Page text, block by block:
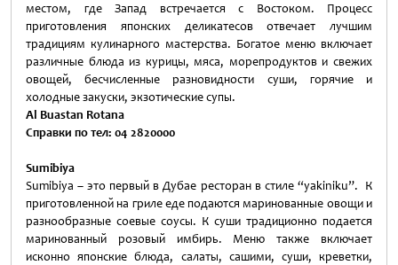
местом, где Запад встречается с Востоком. Процесс
приготовления японских деликатесов отвечает лучшим
традициям кулинарного мастерства. Богатое меню включает
различные блюда из курицы, мяса, морепродуктов и свежих
овощей, бесчисленные разновидности суши, горячие и
холодные закуски, экзотические супы.
Al Buastan Rotana
Справки по тел: 04 2820000
Sumibiya
Sumibiya – это первый в Дубае ресторан в стиле “yakiniku”. К
приготовленной на гриле еде подаются маринованные овощи и
разнообразные соевые соусы. К суши традиционно подается
маринованный розовый имбирь. Меню также включает
исконно японские блюда, салаты, сашими, суши, креветки,